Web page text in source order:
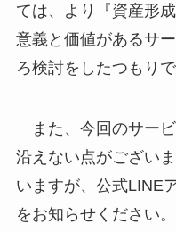
ては、より『資産形
意義と価値があるサ
ろ検討をしたつもりで
また、今回のサー
沿えない点がござい
いますが、公式LINE
をお知らせください